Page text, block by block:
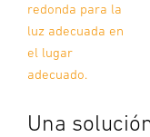
redonda para la
luz adecuada en
el lugar
adecuado.
Una